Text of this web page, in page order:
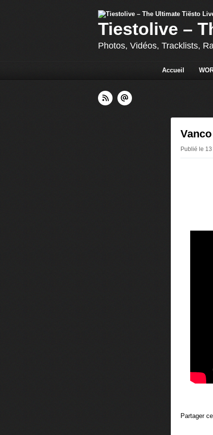
Tiestolive –
Photos, Vidéos, Tracklists,
Accueil
Publié le
Partager